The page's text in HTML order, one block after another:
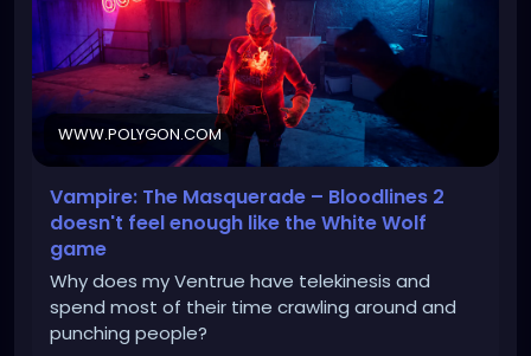
WWW.POLYGON.COM
Vampire: The Masquerade – Bloodlines 2
doesn't feel enough like the White Wolf
game
Why does my Ventrue have telekinesis and
spend most of their time crawling around and
punching people?